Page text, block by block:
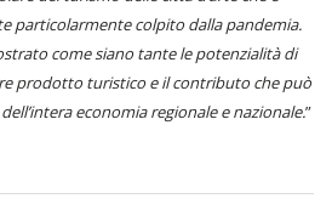
particolarmente colpito dalla pandemia.
come siano tante le potenzialità di
prodotto turistico e il contributo che può
economia regionale e nazionale.”